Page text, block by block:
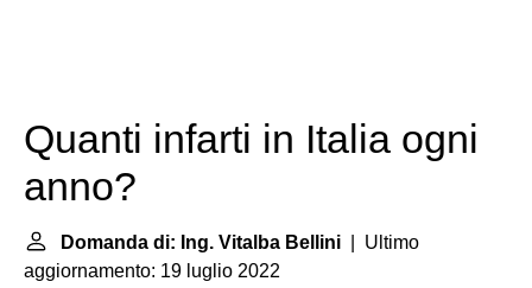
Quanti infarti in Italia ogni
anno?
Domanda di: Ing. Vitalba Bellini | Ultimo
aggiornamento: 19 luglio 2022